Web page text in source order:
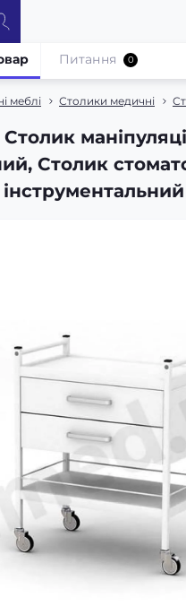
меблі Столики медичні
Столик
Столик
Питання 0